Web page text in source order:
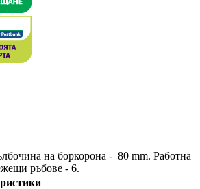
на боркорона - 80 mm. Работна
ръбове - 6.